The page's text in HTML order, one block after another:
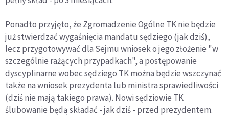
Ponadto przyjęto, że Zgromadzenie Ogólne TK nie będzie
już stwierdzać wygaśnięcia mandatu sędziego (jak dziś),
lecz przygotowywać dla Sejmu wniosek o jego złożenie "w
szczególnie rażących przypadkach", a postępowanie
dyscyplinarne wobec sędziego TK można będzie wszczynać
także na wniosek prezydenta lub ministra sprawiedliwości
(dziś nie mają takiego prawa). Nowi sędziowie TK
ślubowanie będą składać - jak dziś - przed prezydentem.